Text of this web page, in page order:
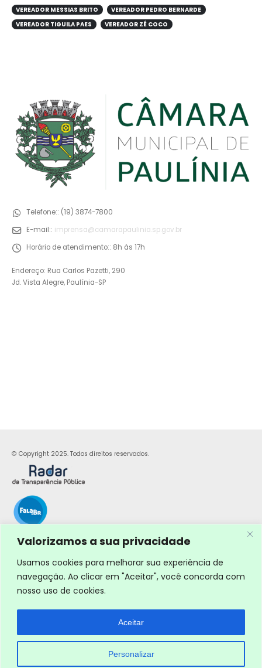
Valorizamos a sua privacidade
Usamos cookies para melhorar sua experiência de
navegação. Ao clicar em "Aceitar", você concorda com
nosso uso de cookies.
Personalizar
Aceitar
VEREADOR MESSIAS BRITO
VEREADOR PEDRO BERNARDE
VEREADOR TIGUILA PAES
VEREADOR ZÉ COCO
Telefone:: (19) 3874-7800
E-mail:: imprensa@camarapaulinia.sp.gov.br
Horário de atendimento:: 8h às 17h
Endereço: Rua Carlos Pazetti, 290
Jd. Vista Alegre, Paulínia-SP
© Copyright 2025. Todos direitos reservados.